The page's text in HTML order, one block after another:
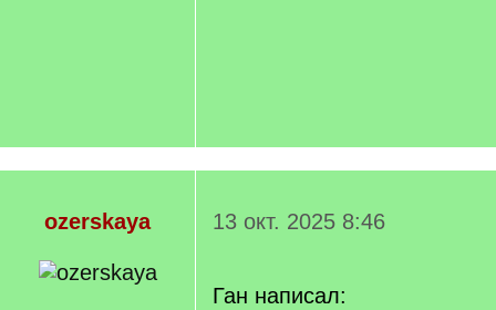
ozerskaya 13 окт. 2025 8:46
Ган написал: